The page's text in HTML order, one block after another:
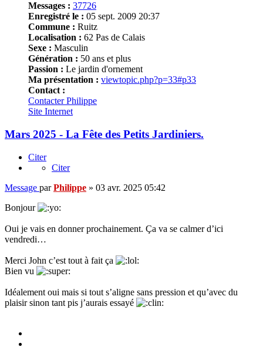
Messages : 37726
Enregistré le : 05 sept. 2009 20:37
Commune : Ruitz
Localisation : 62 Pas de Calais
Sexe : Masculin
Génération : 50 ans et plus
Passion : Le jardin d'ornement
Ma présentation : viewtopic.php?p=33#p33
Contact :
Contacter Philippe
Site Internet
Mars 2025 - La Fête des Petits Jardiniers.
Citer
Citer
Message parPhilippe » 03 avr. 2025 05:42
Bonjour
Oui je vais en donner prochainement. Ça va se calmer d’ici
vendredi…
Merci John c’est tout à fait ça
Bien vu
Idéalement oui mais si tout s’aligne sans pression et qu’avec du
plaisir sinon tant pis j’aurais essayé